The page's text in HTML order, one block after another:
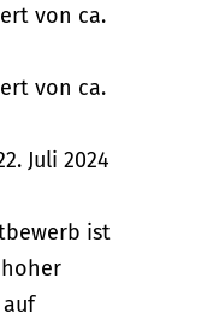
von ca.
von ca.
Juli 2024
ist